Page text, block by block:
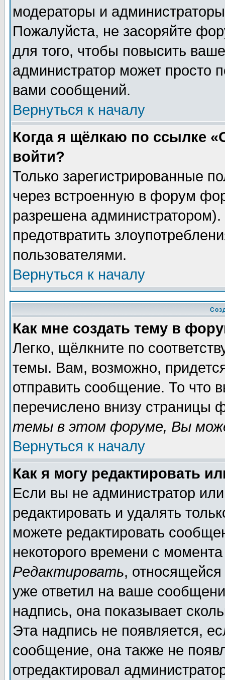
модераторы и
Пожалуйста, не засоряйте
для того, чтобы повысить
администратор может просто
вами сообщений.
Вернуться к началу
Когда я щёлкаю по ссылке
войти?
Только зарегистрированные
через встроенную в форум
разрешена
предотвратить
пользователями.
Вернуться к началу
Как мне создать тему в
Легко, щёлкните по
темы. Вам, возможно,
отправить сообщение. То что
перечислено внизу страницы
темы в этом форуме, Вы
Вернуться к началу
Как я могу редактировать
Если вы не администратор
редактировать и удалять
можете редактировать
некоторого времени с
Редактировать,
уже ответил на ваше
надпись, она показывает
Эта надпись не появляется,
сообщение, она также не
отредактировал